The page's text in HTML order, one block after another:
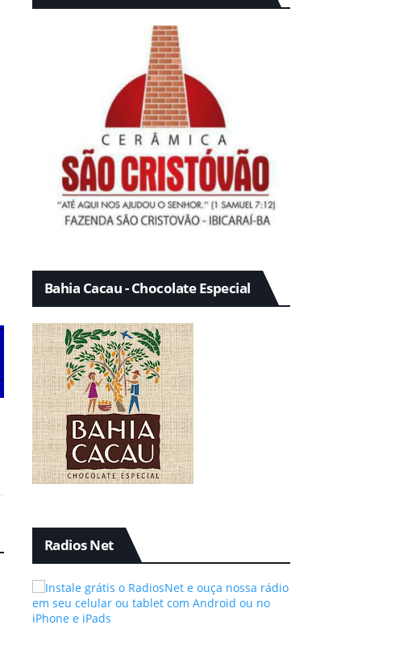
Bahia Cacau - Chocolate Especial
Radios Net